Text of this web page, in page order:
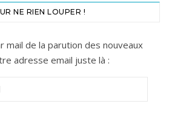
NE RIEN LOUPER !
mail de la parution des nouveaux
adresse email juste là :